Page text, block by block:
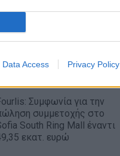
Data Access Privacy Policy
Συμφωνία για την
συμμετοχής στο
South Ring Mall έναντι
εκατ. ευρώ